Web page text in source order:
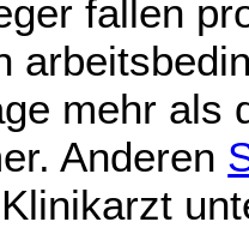
fallen
mehr als
Anderen